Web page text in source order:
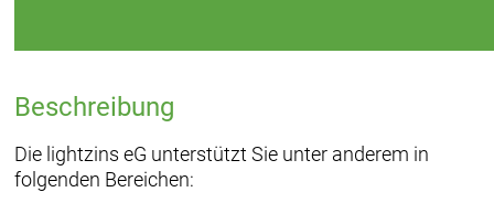
Beschreibung
Die lightzins eG unterstützt Sie unter anderem in
folgenden Bereichen: